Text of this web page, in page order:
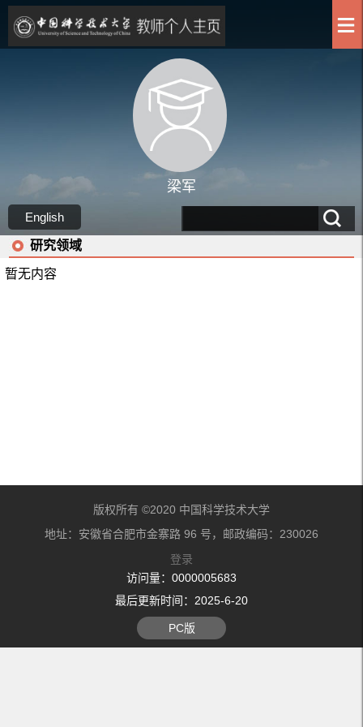
梁军
English
研究领域
暂无内容
版权所有 ©2020 中国科学技术大学
地址：安徽省合肥市金寨路 96 号，邮政编码：230026
登录
访问量： 0000005683
最后更新时间： 2025-6-20
PC版